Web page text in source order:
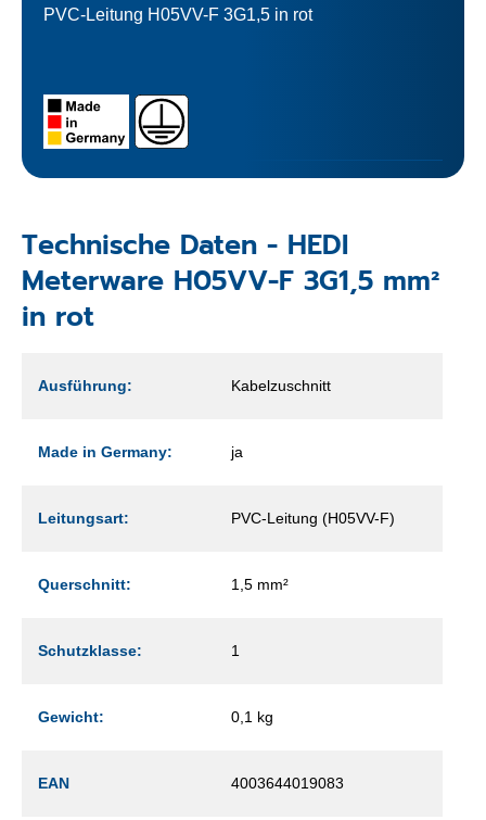
PVC-Leitung H05VV-F 3G1,5 in rot
Technische Daten - HEDI
Meterware H05VV-F 3G1,5 mm²
in rot
Ausführung: Kabelzuschnitt
Made in Germany: ja
Leitungsart: PVC-Leitung (H05VV-F)
Querschnitt: 1,5 mm²
Schutzklasse: 1
Gewicht: 0,1 kg
EAN 4003644019083